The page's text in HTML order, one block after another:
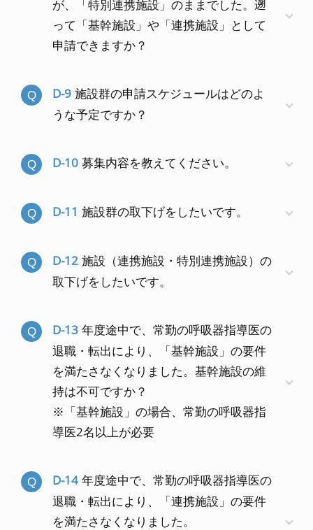
が、「特別連携施設」のままでした。遡
って「基幹施設」や「連携施設」として
申請できますか？
D-9 施設群の申請スケジュールはどのよ
うな予定ですか？
D-10 募集内容を教えてください。
D-11 施設群の取下げをしたいです。
D-12 施設（連携施設・特別連携施設）の
取下げをしたいです。
D-13 年度途中で、常勤の呼吸器指導医の
退職・転出により、「基幹施設」の要件
を満たさなくなりました。基幹施設の維
持は不可ですか？
※「基幹施設」の場合、常勤の呼吸器指
導医2名以上が必要
D-14 年度途中で、常勤の呼吸器指導医の
退職・転出により、「連携施設」の要件
を満たさなくなりました。